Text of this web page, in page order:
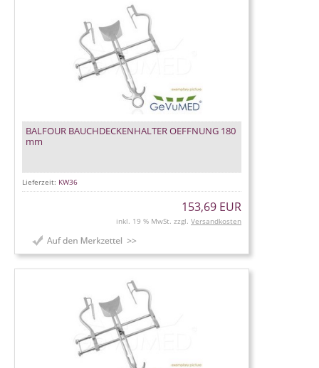
BALFOUR BAUCHDECKENHALTER OEFFNUNG 180
mm
Lieferzeit: KW36
153,69 EUR
inkl. 19 % MwSt. zzgl. Versandkosten